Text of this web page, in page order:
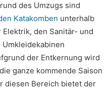
des Umzugs sind
Katakomben unterhalb
den Sanitär- und
der Entkernung wird
ganze kommende Saison
diesen Bereich bietet der